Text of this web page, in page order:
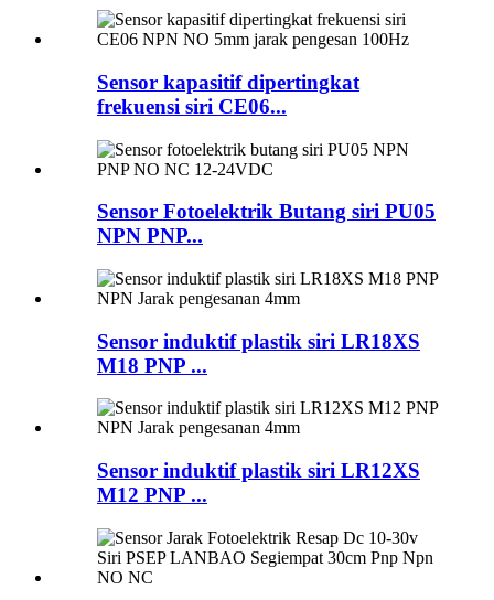
Sensor kapasitif dipertingkat
frekuensi siri CE06...
Sensor Fotoelektrik Butang siri PU05
NPN PNP...
Sensor induktif plastik siri LR18XS
M18 PNP ...
Sensor induktif plastik siri LR12XS
M12 PNP ...